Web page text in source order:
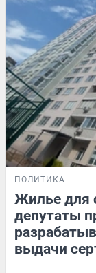
ПОЛИТИКА
Жилье для
депутаты
выдачи